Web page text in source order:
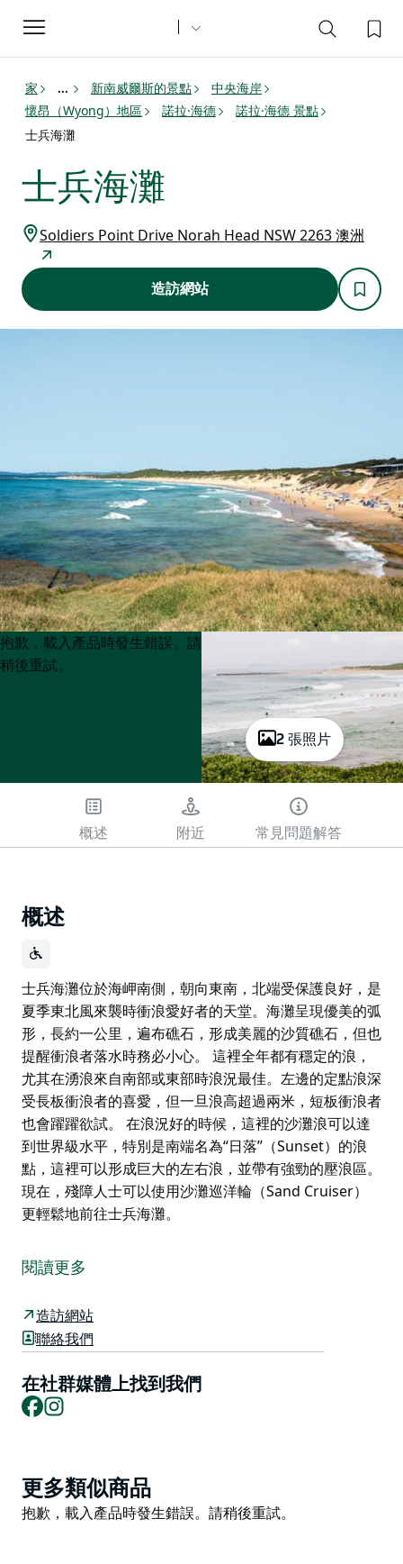
Toggle
navigation
家 ... 新南威爾斯的景點
中央海岸
懷昂（Wyong）地區
諾拉·海德
諾拉·海德 景點
士兵海灘
士兵海灘
Soldiers Point Drive Norah Head NSW 2263 澳洲
造訪網站
2 張照片
Product
List
Product
List
抱歉，載入產品時發生錯誤。請
稍後重試。
概述 附近 常見問題解答
概述
士兵海灘位於海岬南側，朝向東南，北端受保護良好，是
夏季東北風來襲時衝浪愛好者的天堂。海灘呈現優美的弧
形，長約一公里，遍布礁石，形成美麗的沙質礁石，但也
提醒衝浪者落水時務必小心。 這裡全年都有穩定的浪，
尤其在湧浪來自南部或東部時浪況最佳。左邊的定點浪深
受長板衝浪者的喜愛，但一旦浪高超過兩米，短板衝浪者
也會躍躍欲試。 在浪況好的時候，這裡的沙灘浪可以達
到世界級水平，特別是南端名為“日落”（Sunset）的浪
點，這裡可以形成巨大的左右浪，並帶有強勁的壓浪區。
現在，殘障人士可以使用沙灘巡洋輪（Sand Cruiser）
更輕鬆地前往士兵海灘。
夏季東北風來襲時衝浪愛好者的天堂。海灘呈現優美的弧
形，長約一公里，遍布礁石，形成美麗的沙質礁石，但也
提醒衝浪者落水時務必小心。
這裡全年都有穩定的浪，尤其在湧浪來自南部或東部時浪
況最佳。左邊的定點浪深受長板衝浪者的喜愛，但一旦浪
高超過兩米，短板衝浪者也會躍躍欲試。
在浪況好的時候，這裡的沙灘浪可以達到世界級水平，特
現在，殘障人士可以使用沙灘巡洋輪（Sand Cruiser）
更輕鬆地前往士兵海灘。
閱讀更多
造訪網站
聯絡我們
在社群媒體上找到我們
Facebook
Product
List
更多類似商品
Product
抱歉，載入產品時發生錯誤。請稍後重試。